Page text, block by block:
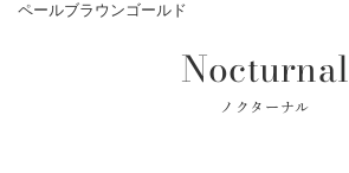
ペールブラウンゴールド
Nocturnal
ノクターナル